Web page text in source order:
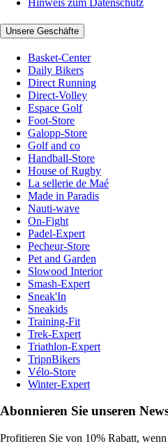
Hinweis zum Datenschutz
Unsere Geschäfte
Basket-Center
Daily Bikers
Direct Running
Direct-Volley
Espace Golf
Foot-Store
Galopp-Store
Golf and co
Handball-Store
House of Rugby
La sellerie de Maé
Made in Paradis
Nauti-wave
On-Fight
Padel-Expert
Pecheur-Store
Pet and Garden
Slowood Interior
Smash-Expert
Sneak'In
Sneakids
Training-Fit
Trek-Expert
Triathlon-Expert
TripnBikers
Vélo-Store
Winter-Expert
Abonnieren Sie unseren
Profitieren Sie von 10% Rabatt,